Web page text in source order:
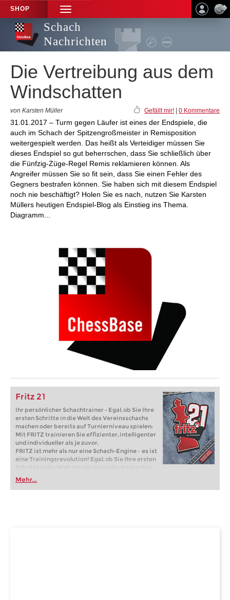
SHOP
TOGGLE
NAVIGATION
Schach
Nachrichten
Die Vertreibung aus dem
Windschatten
von Karsten Müller Gefällt mir! 0 Kommentare
31.01.2017 – Turm gegen Läufer ist eines der Endspiele, die
auch im Schach der Spitzengroßmeister in Remisposition
weitergespielt werden. Das heißt als Verteidiger müssen Sie
dieses Endspiel so gut beherrschen, dass Sie schließlich über
die Fünfzig-Züge-Regel Remis reklamieren können. Als
Angreifer müssen Sie so fit sein, dass Sie einen Fehler des
Gegners bestrafen können. Sie haben sich mit diesem Endspiel
noch nie beschäftigt? Holen Sie es nach, nutzen Sie Karsten
Müllers heutigen Endspiel-Blog als Einstieg ins Thema.
Diagramm...
Fritz 21
Ihr persönlicher Schachtrainer - Egal, ob Sie Ihre
ersten Schritte in die Welt des Vereinsschachs
machen oder bereits auf Turnierniveau spielen:
Mit FRITZ trainieren Sie effizienter, intelligenter
und individueller als je zuvor.
FRITZ ist mehr als nur eine Schach-Engine – es ist
eine Trainingsrevolution! Egal, ob Sie Ihre ersten
Schritte in die Welt des Vereinsschachs machen
oder bereits auf Turnierniveau spielen: Mit
FRITZ trainieren Sie effizienter, intelligenter und
individueller als je zuvor.
Mehr...